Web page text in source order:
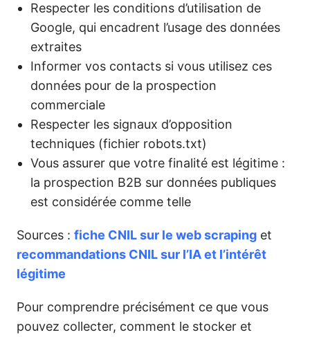
Respecter les conditions d’utilisation de
Google, qui encadrent l’usage des données
extraites
Informer vos contacts si vous utilisez ces
données pour de la prospection
commerciale
Respecter les signaux d’opposition
techniques (fichier robots.txt)
Vous assurer que votre finalité est légitime :
la prospection B2B sur données publiques
est considérée comme telle
Sources : fiche CNIL sur le web scraping et
recommandations CNIL sur l’IA et l’intérêt
légitime
Pour comprendre précisément ce que vous
pouvez collecter, comment le stocker et